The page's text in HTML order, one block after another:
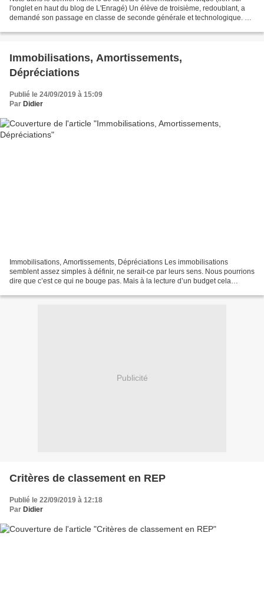
l'onglet en haut du blog de L'Enragé) Un élève de troisième, redoublant, a
demandé son passage en classe de seconde générale et technologique. À
Immobilisations, Amortissements,
Dépréciations
Publié le 24/09/2019 à 15:09
Par Didier
Immobilisations, Amortissements, Dépréciations Les immobilisations
semblent assez simples à définir, ne serait-ce par leurs sens. Nous pourrions
dire que c’est ce qui ne bouge pas. Mais à la lecture d’un budget cela
Publicité
Critères de classement en REP
Publié le 22/09/2019 à 12:18
Par Didier